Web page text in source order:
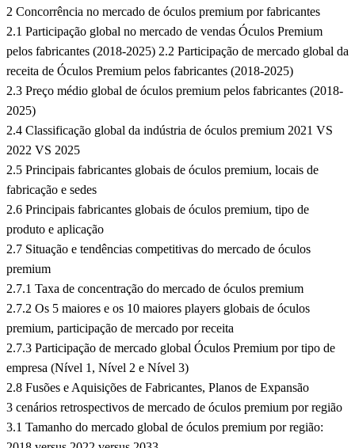
2 Concorrência no mercado de óculos premium por fabricantes
2.1 Participação global no mercado de vendas Óculos Premium
pelos fabricantes (2018-2025) 2.2 Participação de mercado global da
receita de Óculos Premium pelos fabricantes (2018-2025)
2.3 Preço médio global de óculos premium pelos fabricantes (2018-
2025)
2.4 Classificação global da indústria de óculos premium 2021 VS
2022 VS 2025
2.5 Principais fabricantes globais de óculos premium, locais de
fabricação e sedes
2.6 Principais fabricantes globais de óculos premium, tipo de
produto e aplicação
2.7 Situação e tendências competitivas do mercado de óculos
premium
2.7.1 Taxa de concentração do mercado de óculos premium
2.7.2 Os 5 maiores e os 10 maiores players globais de óculos
premium, participação de mercado por receita
2.7.3 Participação de mercado global Óculos Premium por tipo de
empresa (Nível 1, Nível 2 e Nível 3)
2.8 Fusões e Aquisições de Fabricantes, Planos de Expansão
3 cenários retrospectivos de mercado de óculos premium por região
3.1 Tamanho do mercado global de óculos premium por região: